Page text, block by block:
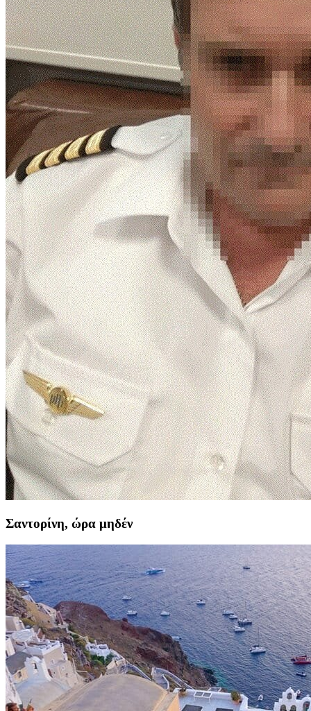
Σαντορίνη, ώρα μηδέν